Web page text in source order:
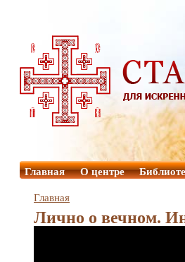
Главная О центре
Главная
Лично о вечном.